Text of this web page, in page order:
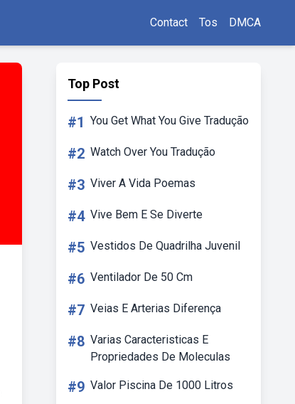
Contact Tos DMCA
Top Post
#1 You Get What You Give Tradução
#2 Watch Over You Tradução
#3 Viver A Vida Poemas
#4 Vive Bem E Se Diverte
#5 Vestidos De Quadrilha Juvenil
#6 Ventilador De 50 Cm
#7 Veias E Arterias Diferença
#8 Varias Caracteristicas E
Propriedades De Moleculas
#9 Valor Piscina De 1000 Litros